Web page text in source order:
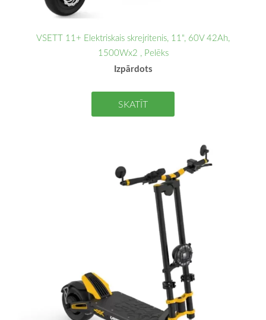
VSETT 11+ Elektriskais skrejritenis, 11", 60V 42Ah,
1500Wx2 , Pelēks
Izpārdots
SKATĪT